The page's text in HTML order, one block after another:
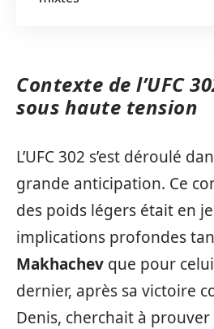
Contexte de l’UFC
sous haute tension
L’UFC 302 s’est déroulé
grande anticipation. Ce
des poids légers était en
implications profondes
Makhachev que pour
dernier, après sa victoire
Denis, cherchait à prouver